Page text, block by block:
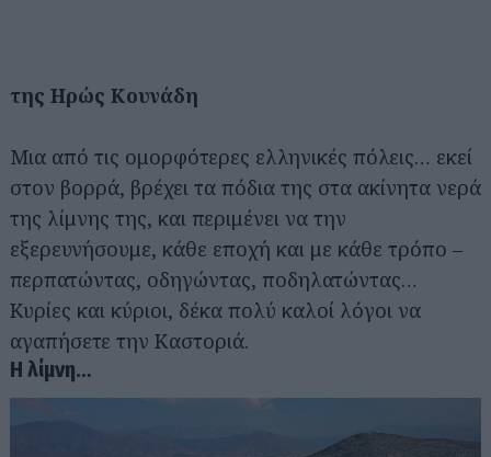
της Ηρώς Κουνάδη
Μια από τις ομορφότερες ελληνικές πόλεις… εκεί
στον βορρά, βρέχει τα πόδια της στα ακίνητα νερά
της λίμνης της, και περιμένει να την
εξερευνήσουμε, κάθε εποχή και με κάθε τρόπο –
περπατώντας, οδηγώντας, ποδηλατώντας…
Κυρίες και κύριοι, δέκα πολύ καλοί λόγοι να
αγαπήσετε την Καστοριά.
Η λίμνη…